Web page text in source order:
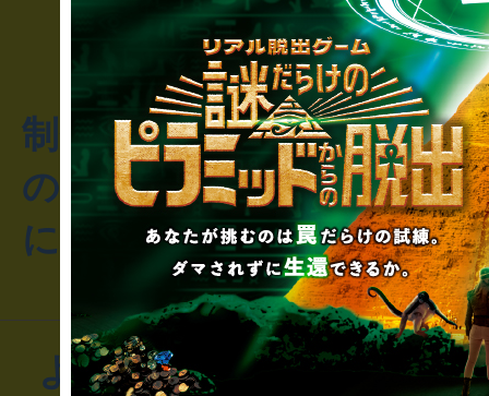
制作のご相談・コラボレ
のお客様からのご質問や
にお問い合わせください
よくあるお問い合わせ